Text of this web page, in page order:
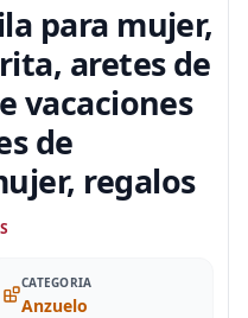
para mujer,
aretes de
vacaciones
de
regalos
CATEGORIA
Anzuelo